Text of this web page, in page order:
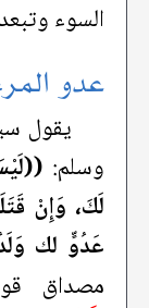
السوء
عدو
يقول
وسلم:
لَكَ، وَإِنْ
عَدُوٍّ لك
مصداق